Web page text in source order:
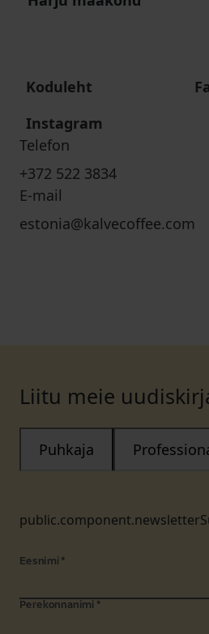
Koduleht
Instagram
Telefon
+372 522 3834
E-mail
estonia@kalvecoffee.com
Liitu meie
Puhkaja
Eesnimi *
Perekonnanimi *